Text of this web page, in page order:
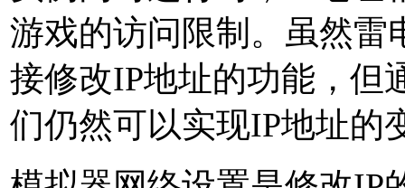
游戏的访问限制。虽然雷
接修改IP地址的功能，但
们仍然可以实现IP地址的